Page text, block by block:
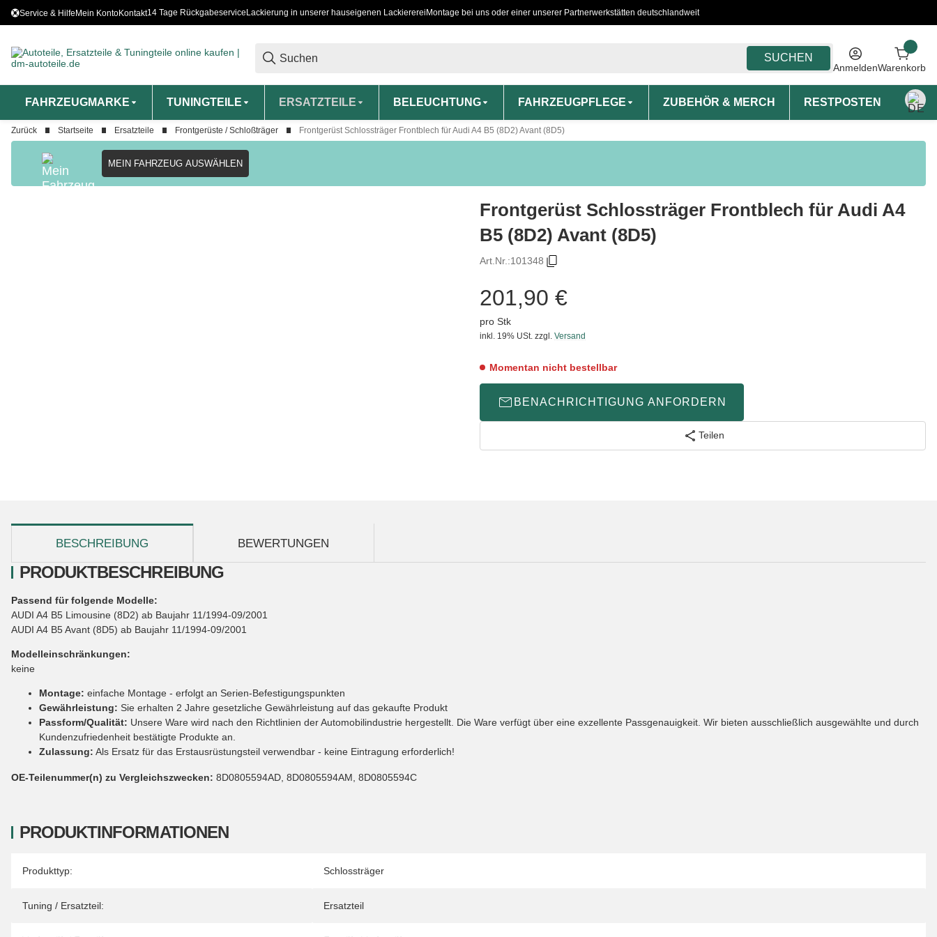
Service & HilfeMein KontoKontakt14 Tage Rückgabeservice Lackierung in unserer hauseigenen Lackiererei Montage bei uns oder einer unserer Partnerwerkstätten deutschlandweit
SUCHEN
AnmeldenWarenkorb
FAHRZEUGMARKE TUNINGTEILE ERSATZTEILE BELEUCHTUNG FAHRZEUGPFLEGE ZUBEHÖR & MERCH RESTPOSTEN
Zurück Startseite Ersatzteile Frontgerüste / Schloßträger Frontgerüst Schlossträger Frontblech für Audi A4 B5 (8D2) Avant (8D5)
MEIN FAHRZEUG AUSWÄHLEN
Frontgerüst Schlossträger Frontblech für Audi A4
B5 (8D2) Avant (8D5)
Art.Nr.:101348
201,90 €
pro Stk
inkl. 19% USt. zzgl. Versand
Momentan nicht bestellbar
BENACHRICHTIGUNG ANFORDERN
Teilen
BESCHREIBUNG BEWERTUNGEN
PRODUKTINFORMATIONEN
Produkteigenschaft
Wert
Produkttyp: Schlossträger
Tuning / Ersatzteil: Ersatzteil
PRODUKTBESCHREIBUNG
Passend für folgende Modelle:
AUDI A4 B5 Limousine (8D2) ab Baujahr 11/1994-09/2001
AUDI A4 B5 Avant (8D5) ab Baujahr 11/1994-09/2001
Modelleinschränkungen:
keine
Montage: einfache Montage - erfolgt an Serien-Befestigungspunkten
Gewährleistung: Sie erhalten 2 Jahre gesetzliche Gewährleistung auf das gekaufte Produkt
Passform/Qualität: Unsere Ware wird nach den Richtlinien der Automobilindustrie hergestellt. Die Ware verfügt über eine exzellente Passgenauigkeit. Wir bieten ausschließlich ausgewählte und durch
Kundenzufriedenheit bestätigte Produkte an.
Zulassung: Als Ersatz für das Erstausrüstungsteil verwendbar - keine Eintragung erforderlich!
OE-Teilenummer(n) zu Vergleichszwecken: 8D0805594AD, 8D0805594AM, 8D0805594C